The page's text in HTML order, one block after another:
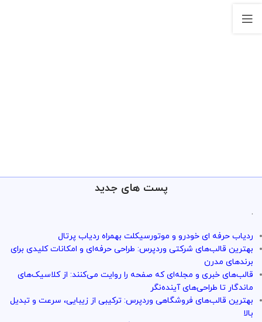
پست های جدید
.
ردیاب حرفه ای خودرو و موتورسیکلت بهمراه ردیاب پرتال
بهترین قالب‌های شرکتی وردپرس: طراحی حرفه‌ای و امکانات کلیدی برای
برندهای مدرن
قالب‌های خبری و مجله‌ای که صفحه را روایت می‌کنند: از کلاسیک‌های
ماندگار تا طراحی‌های آینده‌نگر
بهترین قالب‌های فروشگاهی وردپرس: ترکیبی از زیبایی، سرعت و تبدیل
بالا